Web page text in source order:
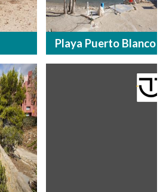
Playa Puerto Blanco